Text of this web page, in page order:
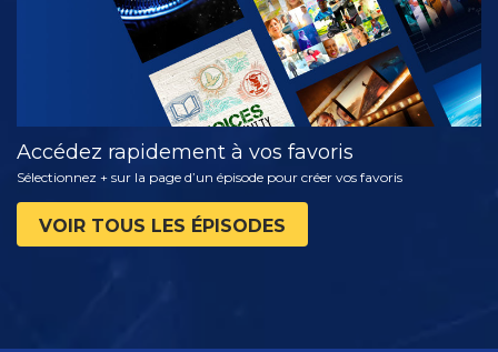
Accédez rapidement à vos favoris
Sélectionnez + sur la page d’un épisode pour créer vos favoris
VOIR TOUS LES ÉPISODES